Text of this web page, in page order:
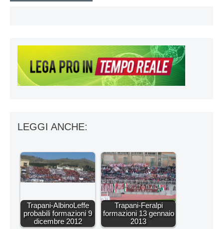
LEGGI ANCHE:
Trapani-AlbinoLeffe
probabili formazioni 9
dicembre 2012
Trapani-Feralpi
formazioni 13 gennaio
2013